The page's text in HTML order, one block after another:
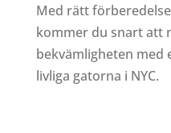
Med rätt
kommer du snart att
bekvämligheten med
livliga gatorna i NYC.